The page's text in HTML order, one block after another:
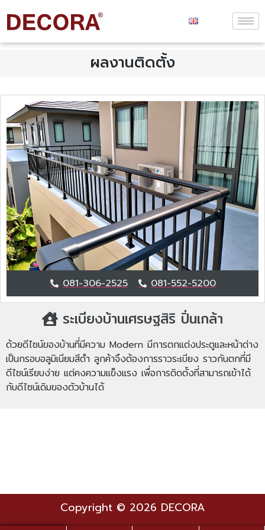
ผลงานติดตั้ง
081-306-2525 081-552-5200
ระเบียงบ้านเศรษฐสิริ ปิ่นเกล้า
ด้วยดีไซน์ของบ้านที่มีความ Modern มีการตกแต่งประตูและหน้าต่าง
เป็นกรอบอลูมิเนียมสีดำ ลูกค้าจึงต้องการราวระเบียง ราวกันตกที่มี
ดีไซน์เรียบง่าย แต่คงความแข็งแรง เพื่อการติดตั้งที่สามารถเข้าได้
กับดีไซน์เดิมของตัวบ้านได้
Copyright © 2026 DECORA